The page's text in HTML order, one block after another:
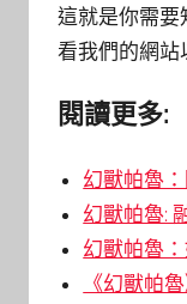
這就是你需要
看我們的網站
閱讀更多:
幻獸帕魯
幻獸帕魯:
幻獸帕魯
《幻獸帕